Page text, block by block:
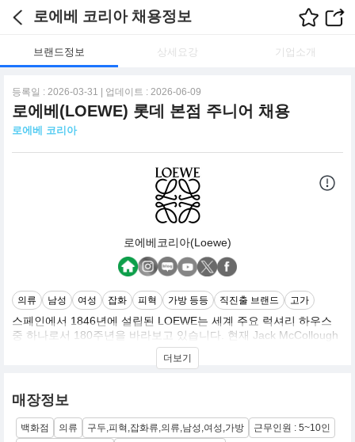
로에베 코리아 채용정보
브랜드정보 상세요강 기업소개
등록일 : 2026-03-31 | 업데이트 : 2026-06-09
로에베(LOEWE) 롯데 본점 주니어 채용
로에베 코리아
로에베코리아(Loewe)
의류 남성 여성 잡화 피혁 가방 등등 직진출 브랜드 고가
스페인에서 1846년에 설립된 LOEWE는 세계 주요 럭셔리 하우스
중 하나로서 180주년을 바라보고 있습니다. 현재 Jack McCollough
와 Lazaro Hernandez의 크리에이티브 디렉션 아래, LOEWE는 공
예와 문화에 집중하는 하우스로서 세계에 자리매김하고 있습니다.
라이프스타일, 그리고 타의 추종을 불허하는 가죽 전문 기술을 통해
입증됩니다.
LOEWE는 공동 작업장으로 시작한 풍부한 장인 정신의 유산을 가지
더보기
매장정보
백화점 의류 구두,피혁,잡화류,의류,남성,여성,가방
근무인원 : 5~10인